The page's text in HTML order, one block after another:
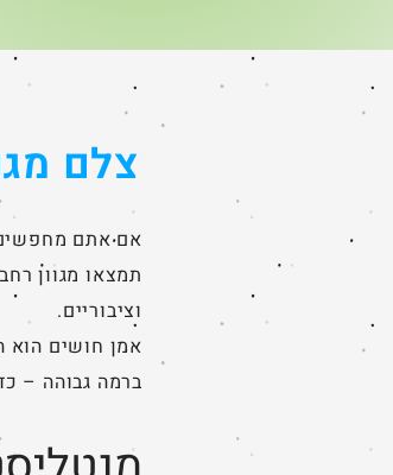
יהפוך לאירוע
צלם
אם אתם מחפשים
תמצאו מגוון
וציבוריים.
אמן חושים הוא
ברמה גבוהה –